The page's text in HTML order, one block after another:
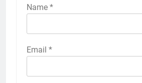
Name *
Email *